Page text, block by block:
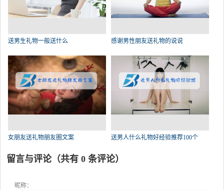
送男生礼物一般送什么 感谢男性朋友送礼物的说说
女朋友送礼物朋友圈文案 送男人什么礼物好经验推荐100个
留言与评论（共有 0 条评论）
昵称：